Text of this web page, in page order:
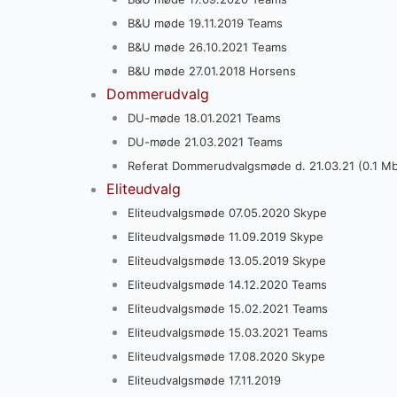
B&U møde 19.11.2019 Teams
B&U møde 26.10.2021 Teams
B&U møde 27.01.2018 Horsens
Dommerudvalg
DU-møde 18.01.2021 Teams
DU-møde 21.03.2021 Teams
Referat Dommerudvalgsmøde d. 21.03.21 (0.1
Eliteudvalg
Eliteudvalgsmøde 07.05.2020 Skype
Eliteudvalgsmøde 11.09.2019 Skype
Eliteudvalgsmøde 13.05.2019 Skype
Eliteudvalgsmøde 14.12.2020 Teams
Eliteudvalgsmøde 15.02.2021 Teams
Eliteudvalgsmøde 15.03.2021 Teams
Eliteudvalgsmøde 17.08.2020 Skype
Eliteudvalgsmøde 17.11.2019